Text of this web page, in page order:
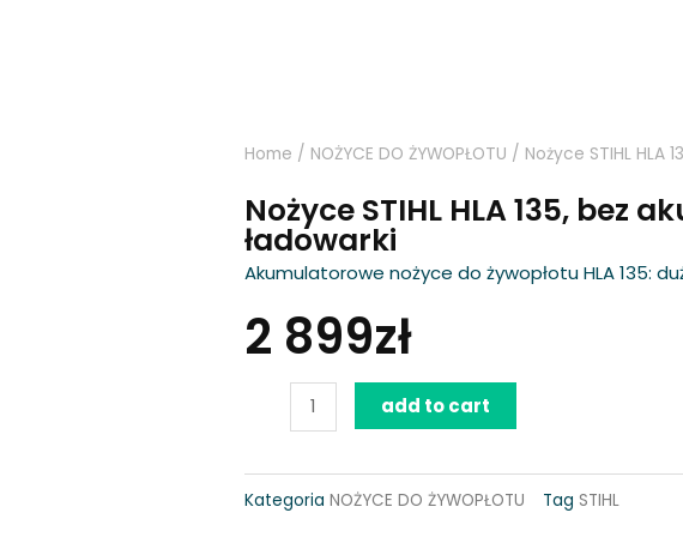
Home / NOŻYCE DO ŻYWOPŁOTU / Nożyce STIHL HLA
Nożyce STIHL HLA 135, bez
ładowarki
Akumulatorowe nożyce do żywopłotu HLA 135:
2 899zł
HLA
135,
add to cart
Kategoria NOŻYCE DO ŻYWOPŁOTU Tag STIHL